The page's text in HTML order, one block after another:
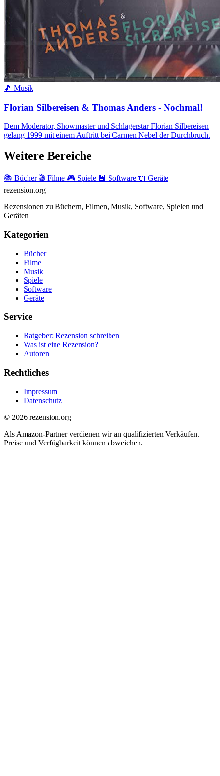
🎵 Musik
Florian Silbereisen & Thomas Anders - Nochmal!
Dem Moderator, Showmaster und Schlagerstar Florian Silbereisen
gelang 1999 mit einem Auftritt bei Carmen Nebel der Durchbruch.
Weitere Bereiche
📚 Bücher 🎬 Filme 🎮 Spiele 💾 Software 🔌 Geräte
rezension.org
Rezensionen zu Büchern, Filmen, Musik, Software, Spielen und
Geräten
Kategorien
Bücher
Filme
Musik
Spiele
Software
Geräte
Service
Ratgeber: Rezension schreiben
Was ist eine Rezension?
Autoren
Rechtliches
Impressum
Datenschutz
© 2026 rezension.org
Als Amazon-Partner verdienen wir an qualifizierten Verkäufen.
Preise und Verfügbarkeit können abweichen.